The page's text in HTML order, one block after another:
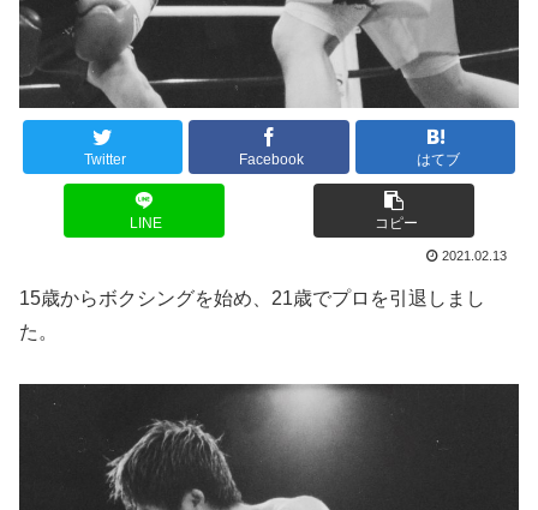
Twitter Facebook はてブ
LINE コピー
2021.02.13
15歳からボクシングを始め、21歳でプロを引退しまし
た。